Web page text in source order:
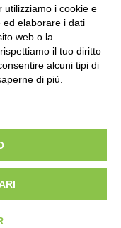
degli autori, degli artisti e
degli enti e delle
Si vieta quindi la
per uso gratuito o
utilizziamo i cookie e
ed elaborare i dati
web o la
il tuo diritto
alcuni tipi di
di più.